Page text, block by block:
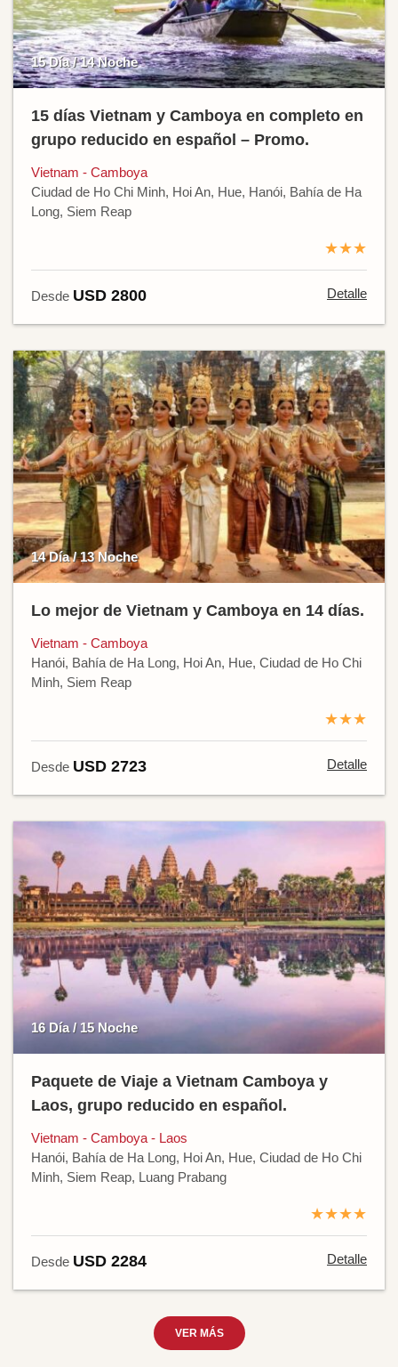
15 Día / 14 Noche
15 días Vietnam y Camboya en completo en
grupo reducido en español – Promo.
Vietnam - Camboya
Ciudad de Ho Chi Minh, Hoi An, Hue, Hanói, Bahía de Ha
Long, Siem Reap
★★★
Desde USD 2800 Detalle
14 Día / 13 Noche
Lo mejor de Vietnam y Camboya en 14 días.
Vietnam - Camboya
Hanói, Bahía de Ha Long, Hoi An, Hue, Ciudad de Ho Chi
Minh, Siem Reap
★★★
Desde USD 2723 Detalle
16 Día / 15 Noche
Paquete de Viaje a Vietnam Camboya y
Laos, grupo reducido en español.
Vietnam - Camboya - Laos
Hanói, Bahía de Ha Long, Hoi An, Hue, Ciudad de Ho Chi
Minh, Siem Reap, Luang Prabang
★★★★
Desde USD 2284 Detalle
VER MÁS